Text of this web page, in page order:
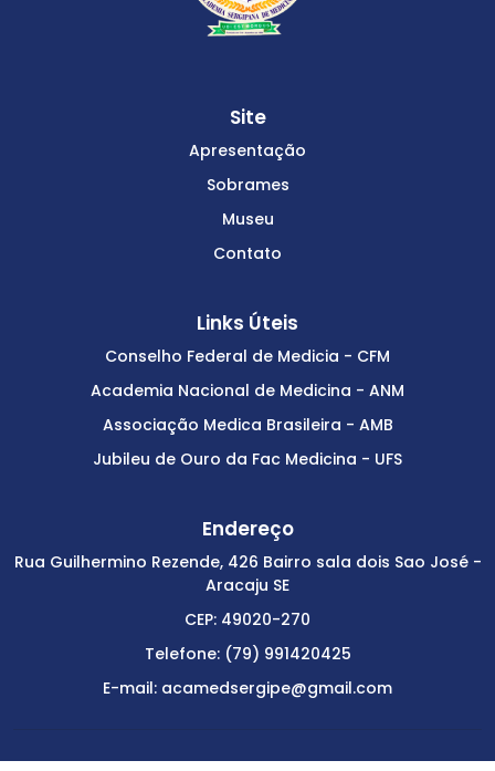
Site
Apresentação
Sobrames
Museu
Contato
Links Úteis
Conselho Federal de Medicia - CFM
Academia Nacional de Medicina - ANM
Associação Medica Brasileira - AMB
Jubileu de Ouro da Fac Medicina - UFS
Endereço
Rua Guilhermino Rezende, 426 Bairro sala dois Sao José -
Aracaju SE
CEP: 49020-270
Telefone: (79) 991420425
E-mail: acamedsergipe@gmail.com